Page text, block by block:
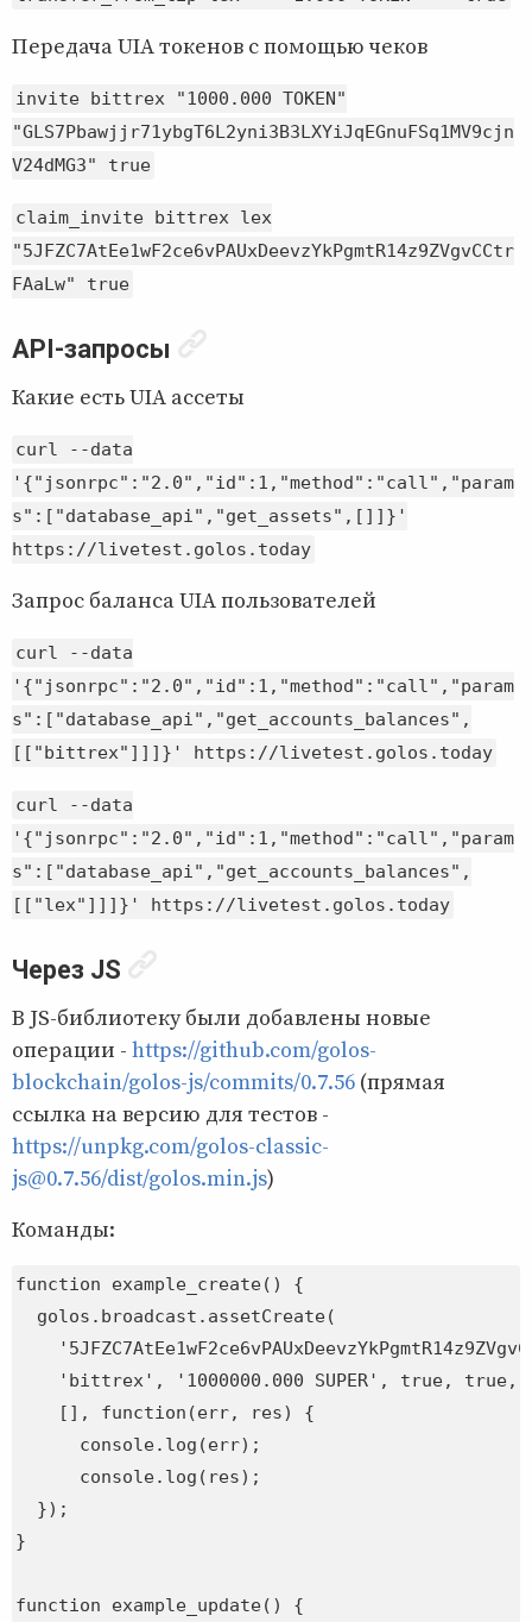
Передача UIA токенов с помощью чеков
invite bittrex "1000.000 TOKEN"
"GLS7Pbawjjr71ybgT6L2yni3B3LXYiJqEGnuFSq1MV9cjn
V24dMG3" true
claim_invite bittrex lex
"5JFZC7AtEe1wF2ce6vPAUxDeevzYkPgmtR14z9ZVgvCCtr
FAaLw" true
API-запросы
Какие есть UIA ассеты
curl --data
'{"jsonrpc":"2.0","id":1,"method":"call","param
s":["database_api","get_assets",[]]}'
https://livetest.golos.today
Запрос баланса UIA пользователей
curl --data
'{"jsonrpc":"2.0","id":1,"method":"call","param
s":["database_api","get_accounts_balances",
[["bittrex"]]]}' https://livetest.golos.today
curl --data
'{"jsonrpc":"2.0","id":1,"method":"call","param
s":["database_api","get_accounts_balances",
[["lex"]]]}' https://livetest.golos.today
Через JS
В JS-библиотеку были добавлены новые
операции - https://github.com/golos-
blockchain/golos-js/commits/0.7.56 (прямая
ссылка на версию для тестов -
https://unpkg.com/golos-classic-
js@0.7.56/dist/golos.min.js)
Команды:
function example_create() {
  golos.broadcast.assetCreate(
'bittrex', '1000000.000 SUPER', true,
    [], function(err, res) {
      console.log(err);
      console.log(res);
  });
}
function example_update() {